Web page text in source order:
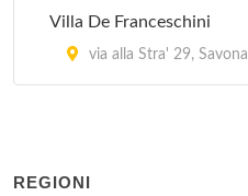
Villa De Franceschini
via alla Stra' 29, Savona
REGIONI